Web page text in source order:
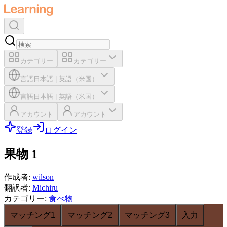
カテゴリー カテゴリー
言語 日本語 英語（米国）
言語 日本語 英語（米国）
アカウント アカウント
登録 ログイン
果物 1
作成者: wilson
翻訳者: Michiru
カテゴリー: 食べ物
マッチング1
マッチング2 マッチング3 入力